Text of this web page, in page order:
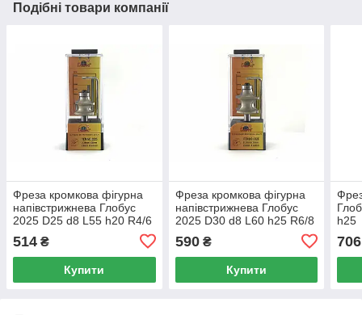
Подібні товари компанії
Фреза кромкова фігурна
напівстрижнева Глобус
2025 D25 d8 L55 h20 R4/6
514 ₴
Купити
Фреза кромкова фігурна
напівстрижнева Глобус
2025 D30 d8 L60 h25 R6/8
590₴
Купити
h25
706